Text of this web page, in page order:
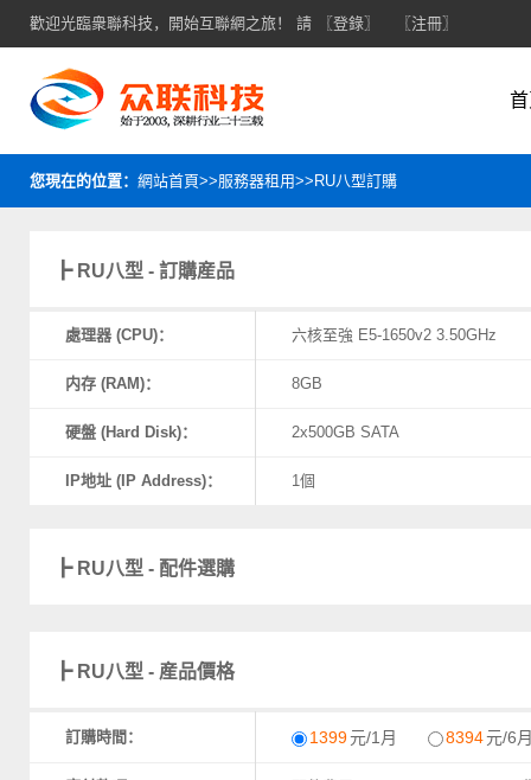
歡迎光臨衆聯科技，開始互聯網之旅！ 請 〖登錄〗 〖注冊〗
您現在的位置： 網站首頁>>服務器租用>>RU八型訂購
┣ RU八型 - 訂購産品
處理器 (CPU)： 六核至強 E5-1650v2 3.50GHz
内存 (RAM)： 8GB
硬盤 (Hard Disk)： 2x500GB SATA
IP地址 (IP Address)： 1個
┣ RU八型 - 配件選購
┣ RU八型 - 産品價格
訂購時間： 1399元/1月 8394元/6